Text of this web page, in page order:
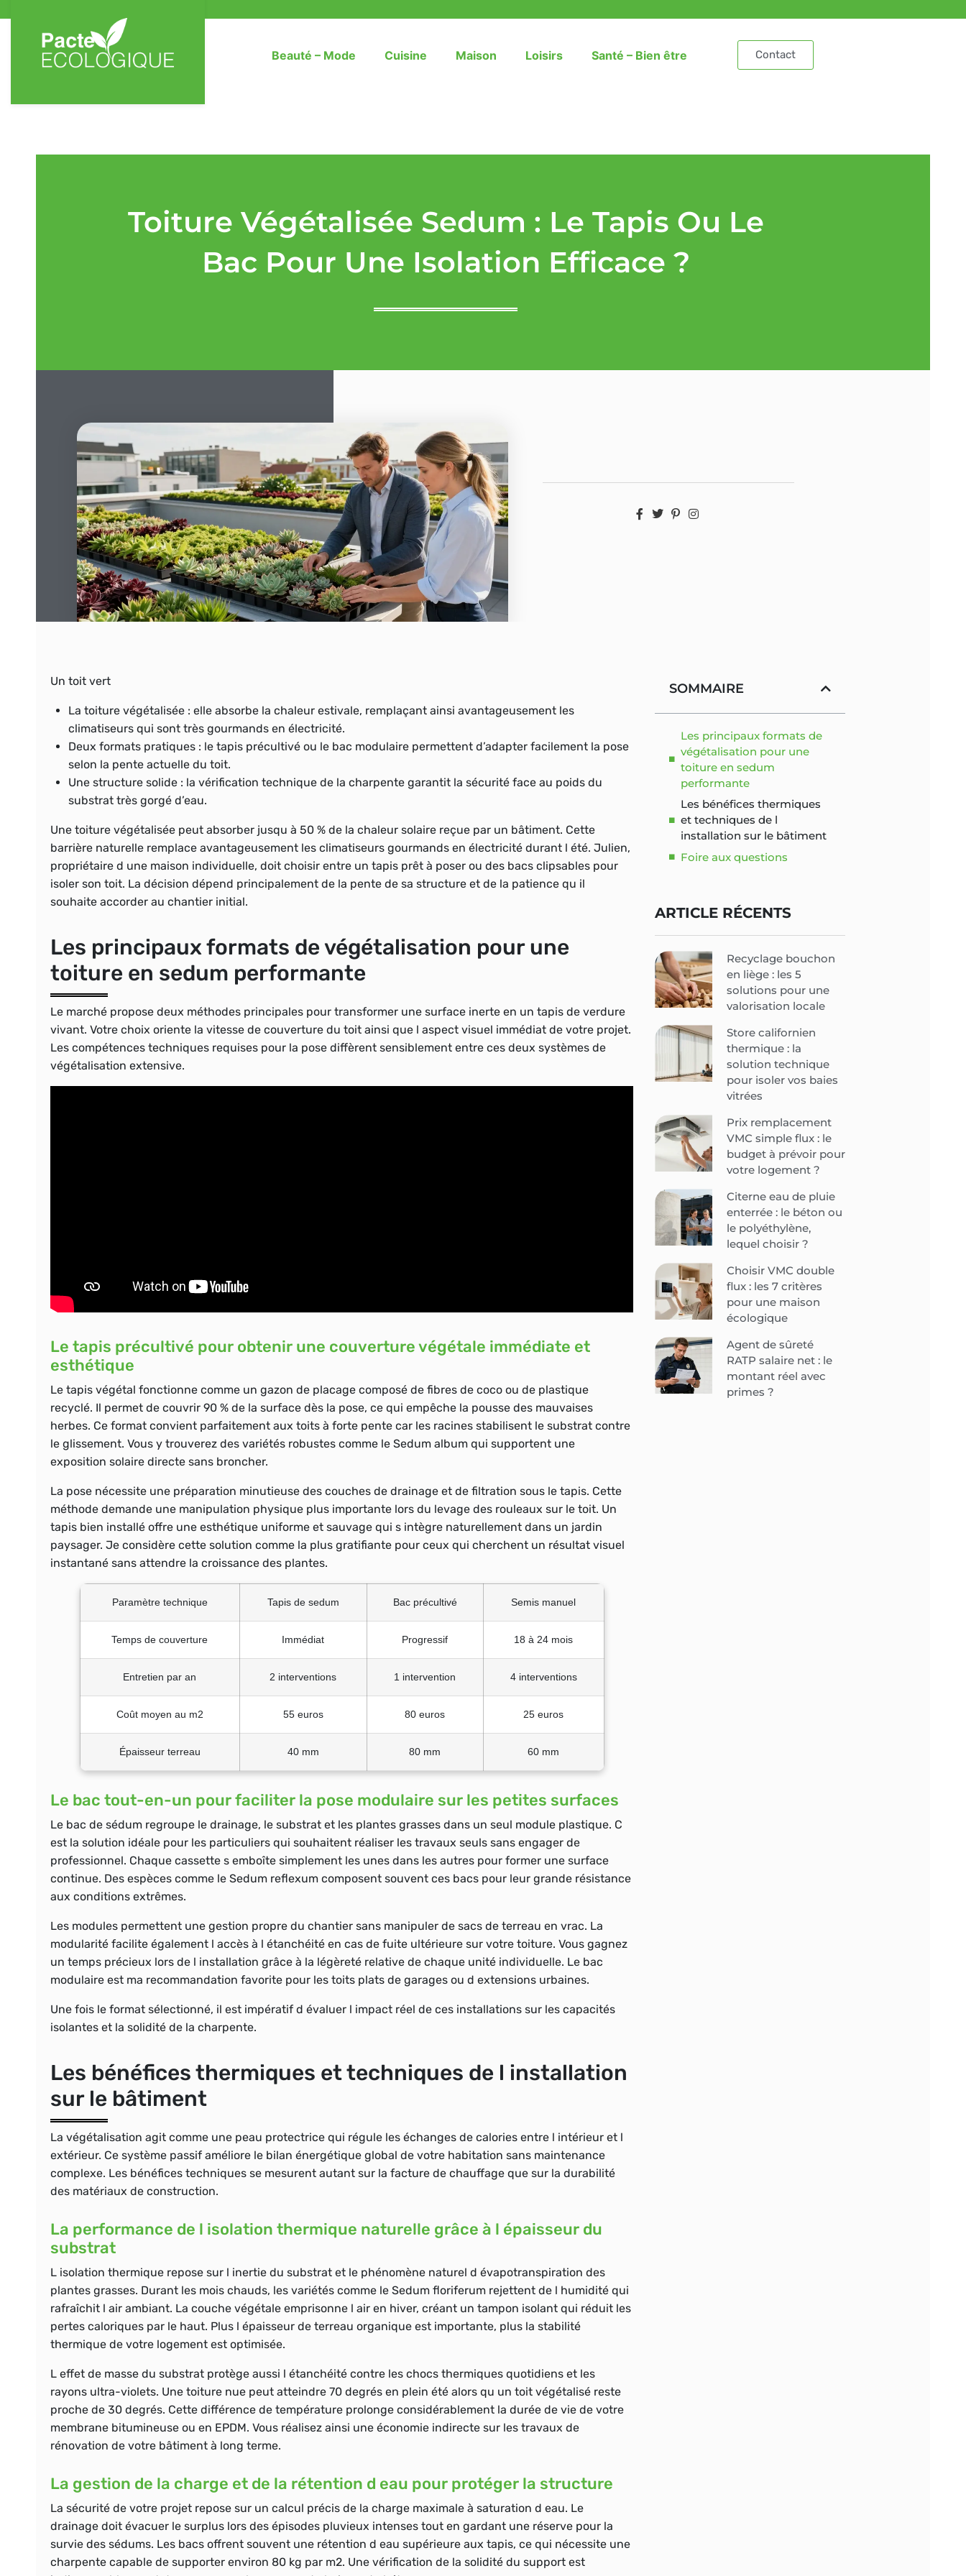
Beauté – Mode Cuisine Maison Loisirs Santé – Bien être Contact
Toiture Végétalisée Sedum : Le Tapis Ou Le
Bac Pour Une Isolation Efficace ?
Un toit vert
La toiture végétalisée : elle absorbe la chaleur estivale, remplaçant ainsi avantageusement les
climatiseurs qui sont très gourmands en électricité.
Deux formats pratiques : le tapis précultivé ou le bac modulaire permettent d’adapter facilement la pose
selon la pente actuelle du toit.
Une structure solide : la vérification technique de la charpente garantit la sécurité face au poids du
substrat très gorgé d’eau.
Une toiture végétalisée peut absorber jusqu à 50 % de la chaleur solaire reçue par un bâtiment. Cette
barrière naturelle remplace avantageusement les climatiseurs gourmands en électricité durant l été. Julien,
propriétaire d une maison individuelle, doit choisir entre un tapis prêt à poser ou des bacs clipsables pour
isoler son toit. La décision dépend principalement de la pente de sa structure et de la patience qu il
souhaite accorder au chantier initial.
Les principaux formats de végétalisation pour une
toiture en sedum performante
Le marché propose deux méthodes principales pour transformer une surface inerte en un tapis de verdure
vivant. Votre choix oriente la vitesse de couverture du toit ainsi que l aspect visuel immédiat de votre projet.
Les compétences techniques requises pour la pose diffèrent sensiblement entre ces deux systèmes de
végétalisation extensive.
Le tapis précultivé pour obtenir une couverture végétale immédiate et
esthétique
Le tapis végétal fonctionne comme un gazon de placage composé de fibres de coco ou de plastique
recyclé. Il permet de couvrir 90 % de la surface dès la pose, ce qui empêche la pousse des mauvaises
herbes. Ce format convient parfaitement aux toits à forte pente car les racines stabilisent le substrat contre
le glissement. Vous y trouverez des variétés robustes comme le Sedum album qui supportent une
exposition solaire directe sans broncher.
La pose nécessite une préparation minutieuse des couches de drainage et de filtration sous le tapis. Cette
méthode demande une manipulation physique plus importante lors du levage des rouleaux sur le toit. Un
tapis bien installé offre une esthétique uniforme et sauvage qui s intègre naturellement dans un jardin
paysager. Je considère cette solution comme la plus gratifiante pour ceux qui cherchent un résultat visuel
instantané sans attendre la croissance des plantes.
Paramètre technique Tapis de sedum Bac précultivé Semis manuel
Temps de couverture Immédiat Progressif 18 à 24 mois
Entretien par an 2 interventions 1 intervention 4 interventions
Coût moyen au m2 55 euros 80 euros 25 euros
Épaisseur terreau 40 mm 80 mm 60 mm
Le bac tout-en-un pour faciliter la pose modulaire sur les petites surfaces
Le bac de sédum regroupe le drainage, le substrat et les plantes grasses dans un seul module plastique. C
est la solution idéale pour les particuliers qui souhaitent réaliser les travaux seuls sans engager de
professionnel. Chaque cassette s emboîte simplement les unes dans les autres pour former une surface
continue. Des espèces comme le Sedum reflexum composent souvent ces bacs pour leur grande résistance
aux conditions extrêmes.
Les modules permettent une gestion propre du chantier sans manipuler de sacs de terreau en vrac. La
modularité facilite également l accès à l étanchéité en cas de fuite ultérieure sur votre toiture. Vous gagnez
un temps précieux lors de l installation grâce à la légèreté relative de chaque unité individuelle. Le bac
modulaire est ma recommandation favorite pour les toits plats de garages ou d extensions urbaines.
Une fois le format sélectionné, il est impératif d évaluer l impact réel de ces installations sur les capacités
isolantes et la solidité de la charpente.
Les bénéfices thermiques et techniques de l installation
sur le bâtiment
La végétalisation agit comme une peau protectrice qui régule les échanges de calories entre l intérieur et l
extérieur. Ce système passif améliore le bilan énergétique global de votre habitation sans maintenance
complexe. Les bénéfices techniques se mesurent autant sur la facture de chauffage que sur la durabilité
des matériaux de construction.
La performance de l isolation thermique naturelle grâce à l épaisseur du
substrat
L isolation thermique repose sur l inertie du substrat et le phénomène naturel d évapotranspiration des
plantes grasses. Durant les mois chauds, les variétés comme le Sedum floriferum rejettent de l humidité qui
rafraîchit l air ambiant. La couche végétale emprisonne l air en hiver, créant un tampon isolant qui réduit les
pertes caloriques par le haut. Plus l épaisseur de terreau organique est importante, plus la stabilité
thermique de votre logement est optimisée.
L effet de masse du substrat protège aussi l étanchéité contre les chocs thermiques quotidiens et les
rayons ultra-violets. Une toiture nue peut atteindre 70 degrés en plein été alors qu un toit végétalisé reste
proche de 30 degrés. Cette différence de température prolonge considérablement la durée de vie de votre
membrane bitumineuse ou en EPDM. Vous réalisez ainsi une économie indirecte sur les travaux de
rénovation de votre bâtiment à long terme.
La gestion de la charge et de la rétention d eau pour protéger la structure
La sécurité de votre projet repose sur un calcul précis de la charge maximale à saturation d eau. Le
drainage doit évacuer le surplus lors des épisodes pluvieux intenses tout en gardant une réserve pour la
survie des sédums. Les bacs offrent souvent une rétention d eau supérieure aux tapis, ce qui nécessite une
charpente capable de supporter environ 80 kg par m2. Une vérification de la solidité du support est
SOMMAIRE
Les principaux formats de
végétalisation pour une
toiture en sedum
performante
Les bénéfices thermiques
et techniques de l
installation sur le bâtiment
Foire aux questions
ARTICLE RÉCENTS
Recyclage bouchon
en liège : les 5
solutions pour une
valorisation locale
Store californien
thermique : la
solution technique
pour isoler vos baies
vitrées
Prix remplacement
VMC simple flux : le
budget à prévoir pour
votre logement ?
Citerne eau de pluie
enterrée : le béton ou
le polyéthylène,
lequel choisir ?
Choisir VMC double
flux : les 7 critères
pour une maison
écologique
Agent de sûreté
RATP salaire net : le
montant réel avec
primes ?